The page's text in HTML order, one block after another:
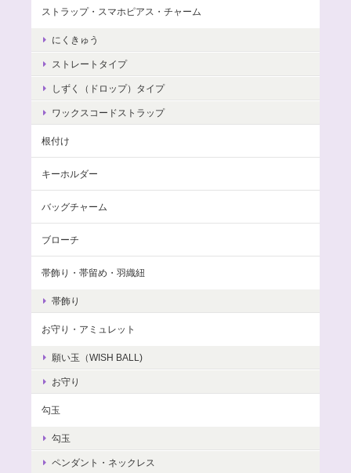
ストラップ・スマホピアス・チャーム
にくきゅう
ストレートタイプ
しずく（ドロップ）タイプ
ワックスコードストラップ
根付け
キーホルダー
バッグチャーム
ブローチ
帯飾り・帯留め・羽織紐
帯飾り
お守り・アミュレット
願い玉（WISH BALL)
お守り
勾玉
勾玉
ペンダント・ネックレス